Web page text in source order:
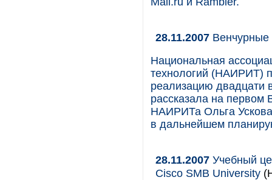
28.11.2007 Венчурные
Национальная
технологий (НАИРИТ)
реализацию двадцати
рассказала на первом
НАИРИТа Ольга
в дальнейшем
28.11.2007 Учебный
Cisco SMB University